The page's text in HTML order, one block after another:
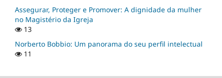
Assegurar, Proteger e Promover: A dignidade da mulher
no Magistério da Igreja
13
Norberto Bobbio: Um panorama do seu perfil intelectual
11